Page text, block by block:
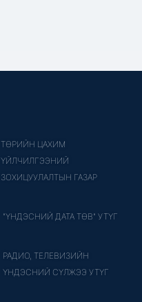
ТӨРИЙН ЦАХИМ
ҮЙЛЧИЛГЭЭНИЙ
ЗОХИЦУУЛАЛТЫН ГАЗАР
"ҮНДЭСНИЙ ДАТА ТӨВ" УТҮГ
РАДИО, ТЕЛЕВИЗИЙН
ҮНДЭСНИЙ СҮЛЖЭЭ УТҮГ